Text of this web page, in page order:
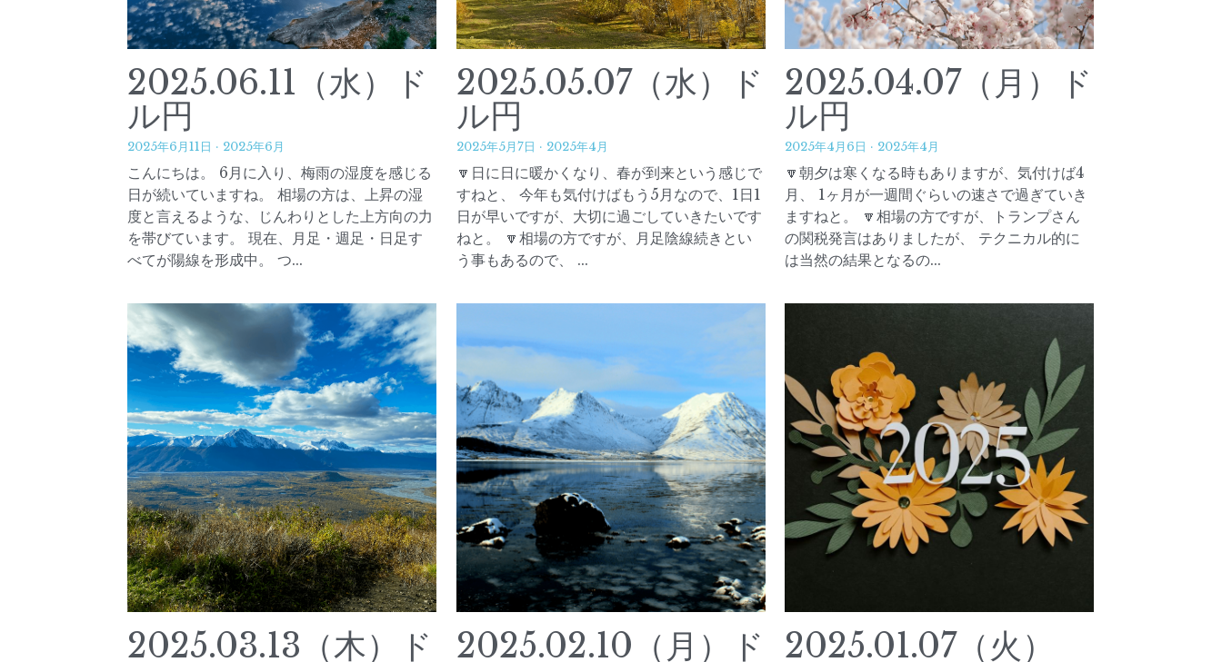
2025.03.13（木）ド
ル円
2025年3月12日 ·2025年3月
2025.02.10（月）ド
ル円
2025年2月9日·2025年2月
2025.01.07（火）
ー 謹賀新年 ー
2025年1月7日 · 2025年1月
2024.12.04（水）ド
ル円
2024.11.05（火）ド
ル円